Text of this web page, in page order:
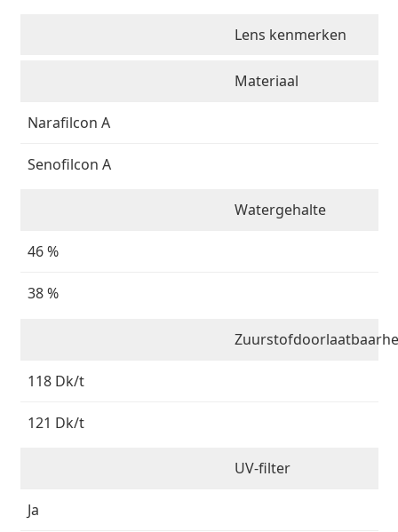
Lens kenmerken
Materiaal
Narafilcon A
Senofilcon A
Watergehalte
46 %
38 %
118 Dk/t
121 Dk/t
UV-filter
Ja